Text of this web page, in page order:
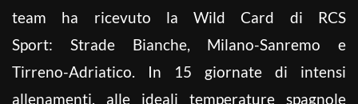
team ha ricevuto la Wild Card di RCS
Sport: Strade Bianche, Milano-Sanremo e
Tirreno-Adriatico. In 15 giornate di intensi
allenamenti, alle ideali temperature spagnole